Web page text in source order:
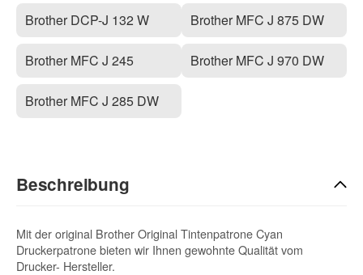
Brother DCP-J 132 W
Brother MFC J 245
Brother MFC J 285 DW
Brother MFC J 875 DW
Brother MFC J 970 DW
Beschreibung
Mit der original Brother Original Tintenpatrone Cyan
Druckerpatrone bieten wir Ihnen gewohnte Qualität vom
Drucker- Hersteller.